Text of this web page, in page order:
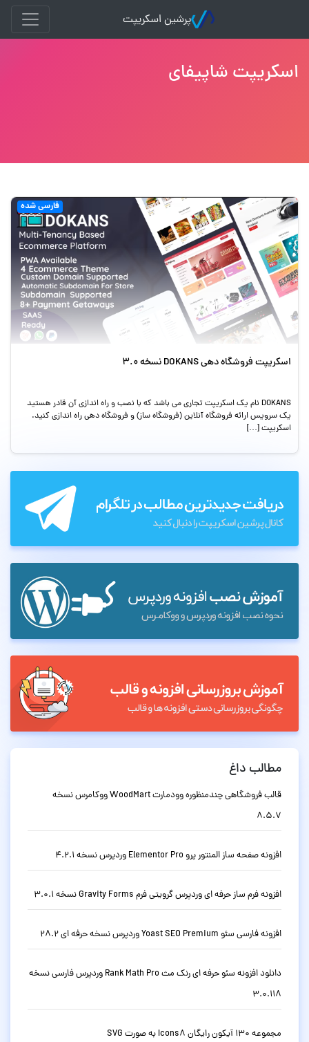
پرشین اسکریپت
اسکریپت شاپیفای
فارسی شده
اسکریپت فروشگاه دهی DOKANS نسخه 3.0
DOKANS نام یک اسکریپت تجاری می باشد که با نصب و راه اندازی آن قادر هستید
یک سرویس ارائه فروشگاه آنلاین (فروشگاه ساز) و فروشگاه دهی راه اندازی کنید.
اسکریپت […]
مطالب داغ
قالب فروشگاهی چندمنظوره وودمارت WoodMart ووکامرس نسخه
8.5.7
افزونه صفحه ساز المنتور پرو Elementor Pro وردپرس نسخه 4.2.1
افزونه فرم ساز حرفه ای وردپرس گرویتی فرم Gravity Forms نسخه 3.0.1
افزونه فارسی سئو Yoast SEO Premium وردپرس نسخه حرفه ای 28.2
دانلود افزونه سئو حرفه ای رنک مث Rank Math Pro وردپرس فارسی نسخه
3.0.118
مجموعه 130 آیکون رایگان Icons8 به صورت SVG